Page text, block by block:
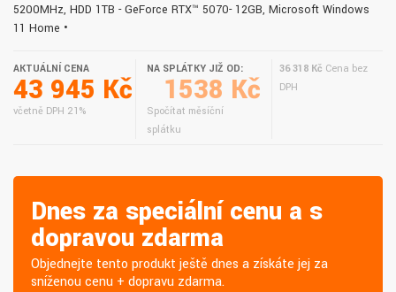
5200MHz, HDD 1TB - GeForce RTX™ 5070- 12GB, Microsoft Windows
11 Home •
AKTUÁLNÍ CENA
43 945 Kč
včetně DPH 21%
NA SPLÁTKY JIŽ OD:
1538 Kč
Spočítat měsíční
splátku
36 318 Kč Cena bez
DPH
Dnes za speciální cenu a s
dopravou zdarma
Objednejte tento produkt ještě dnes a získáte jej za
sníženou cenu + dopravu zdarma.